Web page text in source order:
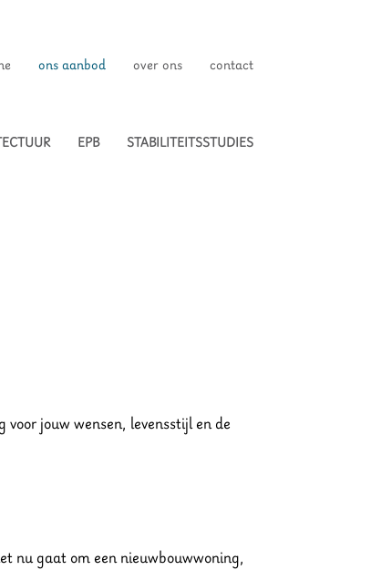
ons aanbod over ons contact
EPB STABILITEITSSTUDIES
jouw wensen, levensstijl en de
nu gaat om een nieuwbouwwoning,